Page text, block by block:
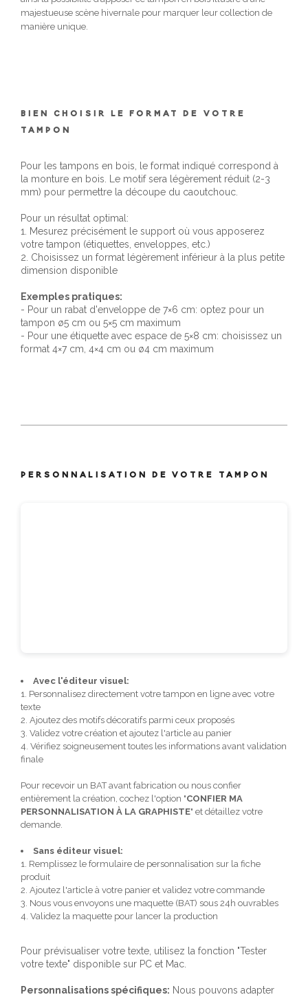
majestueuse scène hivernale pour marquer leur collection de
manière unique.
BIEN CHOISIR LE FORMAT DE VOTRE
TAMPON
Pour les tampons en bois, le format indiqué correspond à
la monture en bois. Le motif sera légèrement réduit (2-3
mm) pour permettre la découpe du caoutchouc.
Pour un résultat optimal:
1. Mesurez précisément le support où vous apposerez
votre tampon (étiquettes, enveloppes, etc.)
2. Choisissez un format légèrement inférieur à la plus petite
dimension disponible
Exemples pratiques:
- Pour un rabat d'enveloppe de 7×6 cm: optez pour un
tampon ø5 cm ou 5×5 cm maximum
- Pour une étiquette avec espace de 5×8 cm: choisissez un
format 4×7 cm, 4×4 cm ou ø4 cm maximum
PERSONNALISATION DE VOTRE TAMPON
Avec l'éditeur visuel:
1. Personnalisez directement votre tampon en ligne avec votre
texte
2. Ajoutez des motifs décoratifs parmi ceux proposés
3. Validez votre création et ajoutez l'article au panier
4. Vérifiez soigneusement toutes les informations avant validation
finale
Pour recevoir un BAT avant fabrication ou nous confier
entièrement la création, cochez l'option "CONFIER MA
PERSONNALISATION À LA GRAPHISTE" et détaillez votre
demande.
Sans éditeur visuel:
1. Remplissez le formulaire de personnalisation sur la fiche
produit
2. Ajoutez l'article à votre panier et validez votre commande
3. Nous vous envoyons une maquette (BAT) sous 24h ouvrables
4. Validez la maquette pour lancer la production
Pour prévisualiser votre texte, utilisez la fonction "Tester
votre texte" disponible sur PC et Mac.
Personnalisations spécifiques: Nous pouvons adapter